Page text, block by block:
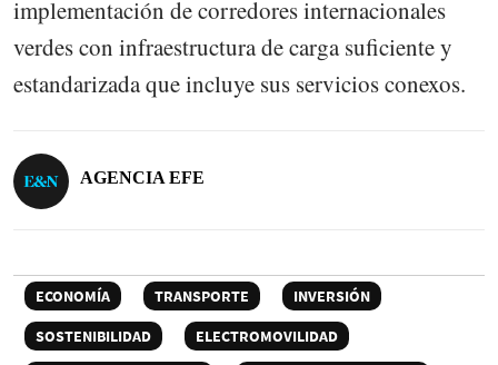
implementación de corredores internacionales
verdes con infraestructura de carga suficiente y
estandarizada que incluye sus servicios conexos.
AGENCIA EFE
ECONOMÍA TRANSPORTE
INVERSIÓN
SOSTENIBILIDAD
ELECTROMOVILIDAD